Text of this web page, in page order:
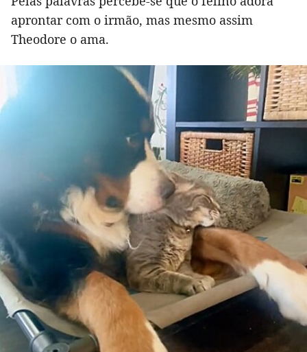
aprontar com o irmão, mas mesmo assim
Theodore o ama.